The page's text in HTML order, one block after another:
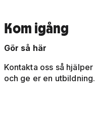
Kom igång
Gör så här
Kontakta oss så
och ge er en utbildning.